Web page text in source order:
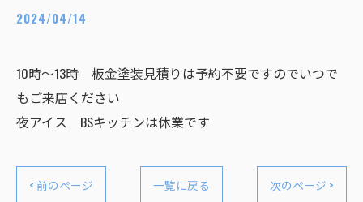
2024/04/14
10時～13時 板金塗装見積りは予約不要ですのでいつで
もご来店ください
夜アイス BSキッチンは休業です
< 前のページ 一覧に戻る 次のページ >